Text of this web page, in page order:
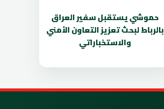
حموشي يستقبل سفير العراق
بالرباط لبحث تعزيز التعاون الأمني
والاستخباراتي